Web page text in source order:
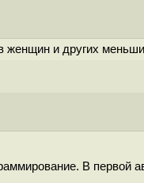
и других
В первой